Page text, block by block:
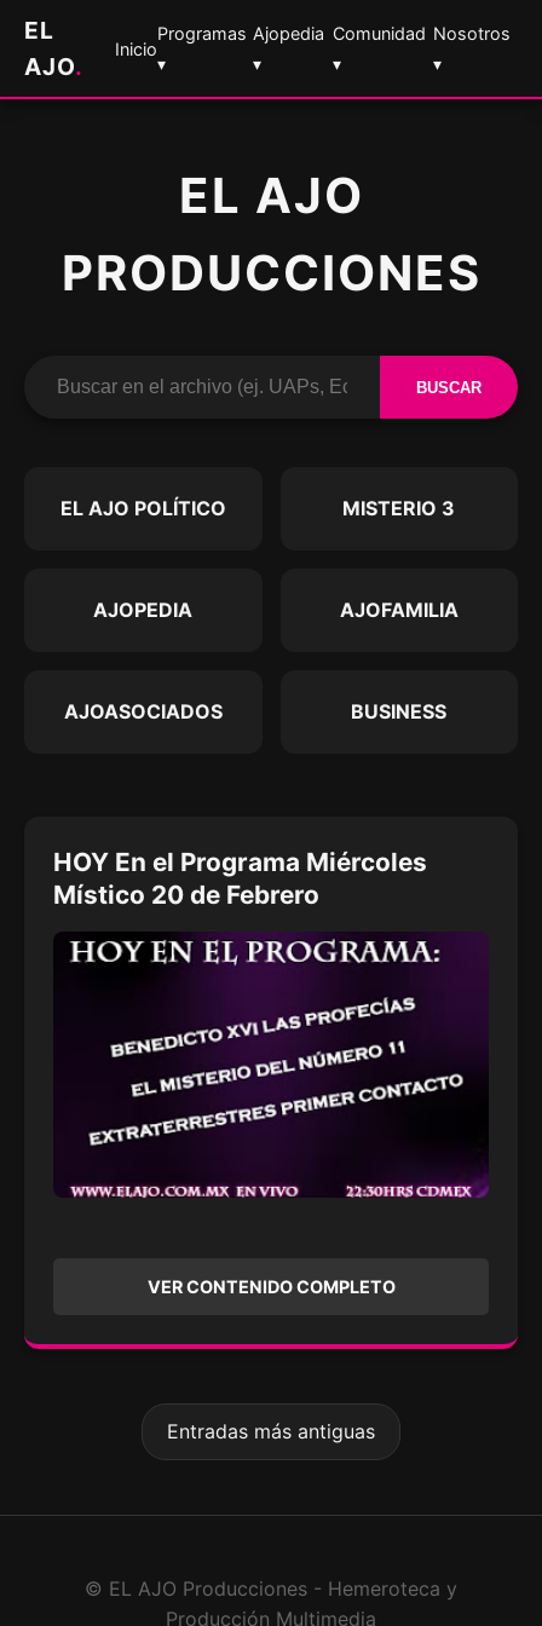
EL
AJO.
Inicio
Programas
▾
Ajopedia
▾
Comunidad
▾
Nosotros
▾
EL AJO
PRODUCCIONES
BUSCAR
EL AJO POLÍTICO MISTERIO 3
AJOPEDIA AJOFAMILIA
AJOASOCIADOS BUSINESS
HOY En el Programa Miércoles
Místico 20 de Febrero
VER CONTENIDO COMPLETO
Entradas más antiguas
© EL AJO Producciones - Hemeroteca y
Producción Multimedia